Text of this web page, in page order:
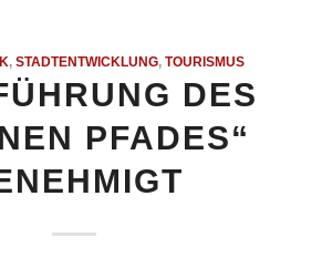
,STADTENTWICKLUNG,TOURISMUS
DES
PFADES“